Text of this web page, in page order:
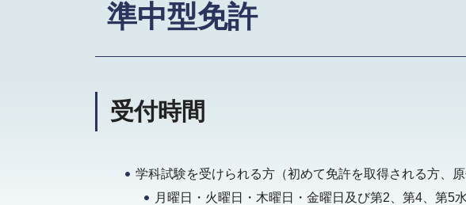
準中型免許
受付時間
学科試験を受けられる方（初めて免許を取得される方、
月曜日・火曜日・木曜日・金曜日及び第2、第4、第5